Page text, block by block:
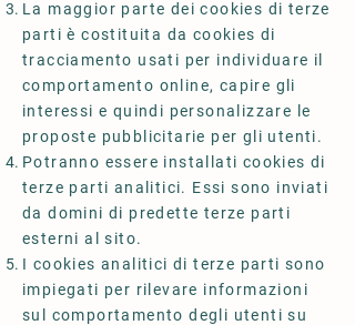
La maggior parte dei cookies di terze
parti è costituita da cookies di
tracciamento usati per individuare il
comportamento online, capire gli
interessi e quindi personalizzare le
proposte pubblicitarie per gli utenti.
Potranno essere installati cookies di
terze parti analitici. Essi sono inviati
da domini di predette terze parti
esterni al sito.
I cookies analitici di terze parti sono
impiegati per rilevare informazioni
sul comportamento degli utenti su